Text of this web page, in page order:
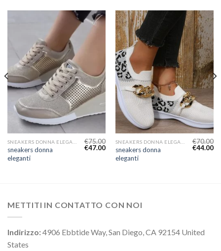
sneakers donna
eleganti
€75.00
€47.00
sneakers donna
eleganti
€70.00
€44.00
METTITI IN CONTATTO CON NOI
Indirizzo:4906 Ebbtide Way, San Diego, CA 92154 United
States